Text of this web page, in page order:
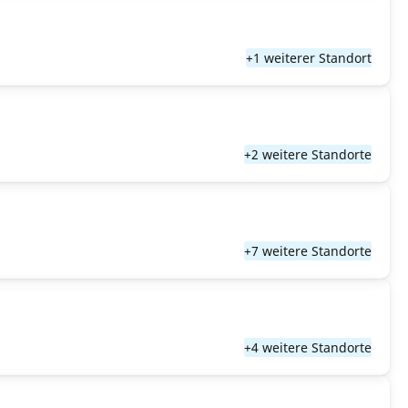
+1 weiterer Standort
+2 weitere Standorte
+7 weitere Standorte
+4 weitere Standorte